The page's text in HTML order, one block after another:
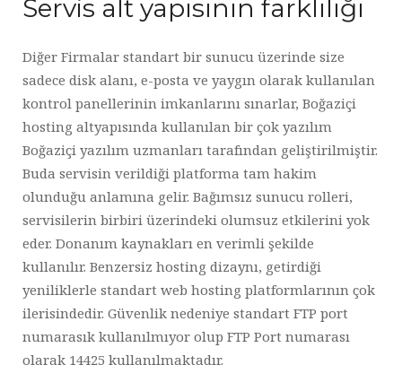
Servis alt yapısının farklılığı
Diğer Firmalar standart bir sunucu üzerinde size
sadece disk alanı, e-posta ve yaygın olarak kullanılan
kontrol panellerinin imkanlarını sınarlar, Boğaziçi
hosting altyapısında kullanılan bir çok yazılım
Boğaziçi yazılım uzmanları tarafından geliştirilmiştir.
Buda servisin verildiği platforma tam hakim
olunduğu anlamına gelir. Bağımsız sunucu rolleri,
servisilerin birbiri üzerindeki olumsuz etkilerini yok
eder. Donanım kaynakları en verimli şekilde
kullanılır. Benzersiz hosting dizaynı, getirdiği
yeniliklerle standart web hosting platformlarının çok
ilerisindedir. Güvenlik nedeniye standart FTP port
numarasık kullanılmıyor olup FTP Port numarası
olarak 14425 kullanılmaktadır.